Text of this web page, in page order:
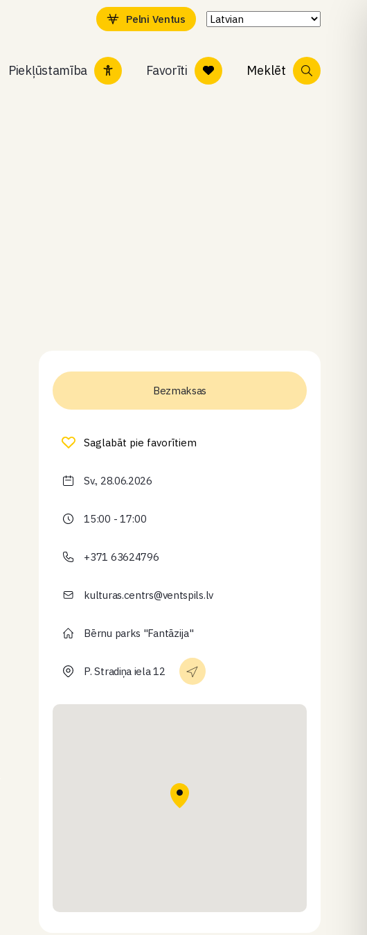
Pelni Ventus
Piekļūstamība Favorīti Meklēt
Bezmaksas
Saglabāt pie favorītiem
Sv., 28.06.2026
15:00 - 17:00
+371 63624796
kulturas.centrs@ventspils.lv
Bērnu parks "Fantāzija"
P. Stradiņa iela 12